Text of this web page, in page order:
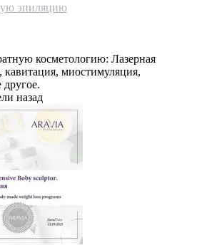
эпиляцию
косметологию: Лазерная
миостимуляция,
другое.
назад